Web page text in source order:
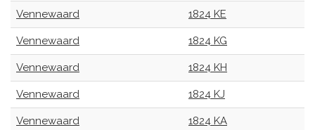
Vennewaard 1824 KE
Vennewaard 1824 KG
Vennewaard 1824 KH
Vennewaard 1824 KJ
Vennewaard 1824 KA